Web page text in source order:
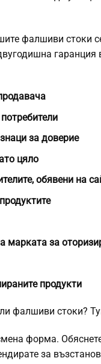
фалшиви стоки
гаранция
за доверие
цяло
обявени на
марката за
продукти
фалшиви стоки?
форма.
за